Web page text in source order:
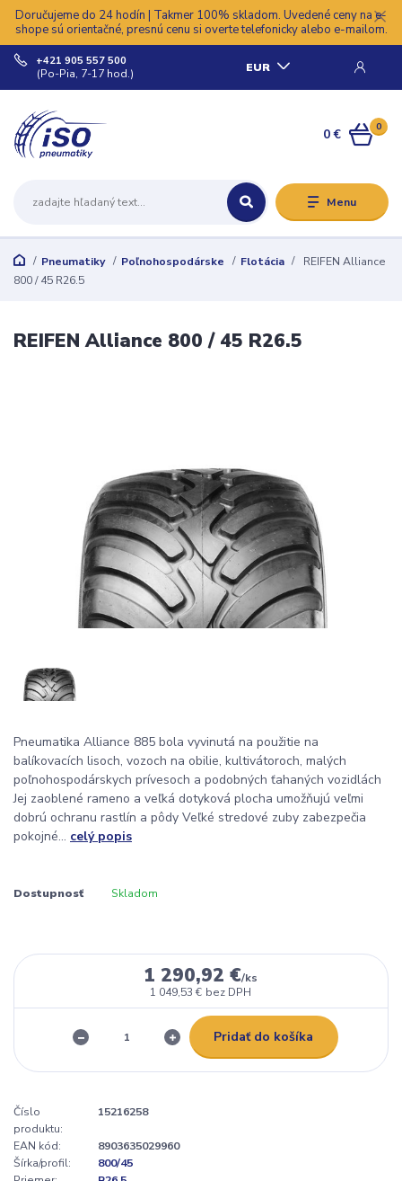
Doručujeme do 24 hodín | Takmer 100% skladom. Uvedené ceny na e-
shope sú orientačné, presnú cenu si overte telefonicky alebo e-mailom.
Menu
EUR
+421 905 557 500
(Po-Pia, 7-17 hod.)
0
0 €
Pneumatiky Poľnohospodárske Flotácia
REIFEN Alliance
800 / 45 R26.5
REIFEN Alliance 800 / 45 R26.5
Pneumatika Alliance 885 bola vyvinutá na použitie na
balíkovacích lisoch, vozoch na obilie, kultivátoroch, malých
poľnohospodárskych prívesoch a podobných ťahaných vozidlách
Jej zaoblené rameno a veľká dotyková plocha umožňujú veľmi
dobrú ochranu rastlín a pôdy Veľké stredové zuby zabezpečia
pokojné... celý popis
Dostupnosť Skladom
1 290,92 €/ks
1 049,53 € bez DPH
Pridať do košíka
Číslo
produktu:
15216258
EAN kód:
8903635029960
Šírka/profil:
800/45